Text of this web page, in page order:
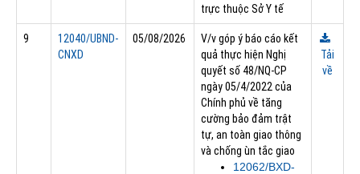
trực thuộc Sở Y tế
9
12040/UBND-
CNXD
05/08/2026
V/v góp ý báo cáo kết
quả thực hiện Nghị
quyết số 48/NQ-CP
ngày 05/4/2022 của
Chính phủ về tăng
cường bảo đảm trật
tự, an toàn giao thông
và chống ùn tắc giao
12062/BXD-
Tải
về